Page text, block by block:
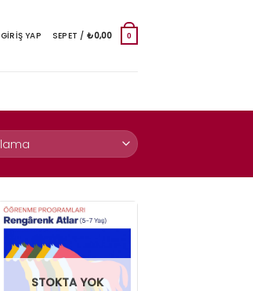
GIRIŞ YAP SEPET / ₺0,00 0
STOKTA YOK